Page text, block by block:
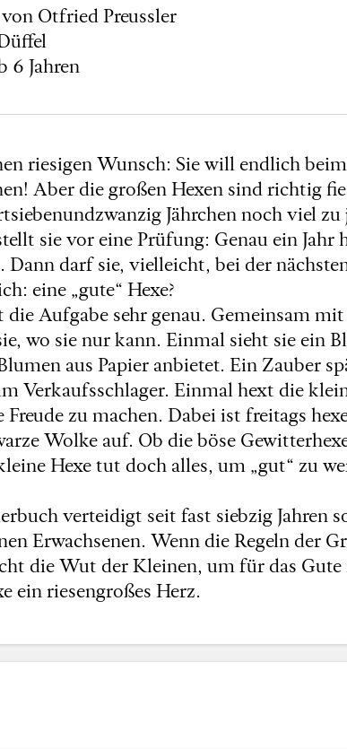
Otfried Preussler
6 Jahren
riesigen Wunsch: Sie will endlich
Aber die großen Hexen sind richtig
Jährchen noch viel
sie vor eine Prüfung: Genau ein
Dann darf sie, vielleicht, bei der
eine „gute“ Hexe?
Aufgabe sehr genau. Gemeinsam
wo sie nur kann. Einmal sieht sie ein
aus Papier anbietet. Ein Zauber
Verkaufsschlager. Einmal hext die
Freude zu machen. Dabei ist freitags
Wolke auf. Ob die böse
Hexe tut doch alles, um „gut“ zu
verteidigt seit fast siebzig Jahren
Erwachsenen. Wenn die Regeln der
die Wut der Kleinen, um für das Gute
ein riesengroßes Herz.